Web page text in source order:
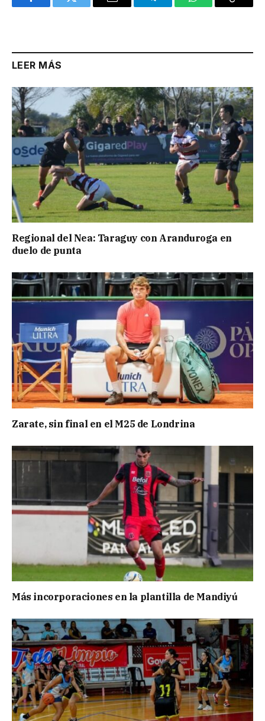
FacebookTwitter Email TelegramWhatsAppCopy
LEER MÁS
Regional del Nea: Taraguy con Aranduroga en
duelo de punta
Zarate, sin final en el M25 de Londrina
Más incorporaciones en la plantilla de Mandiyú